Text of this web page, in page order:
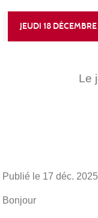
JEUDI 18
Le
Publié le 17 déc. 2025
Bonjour